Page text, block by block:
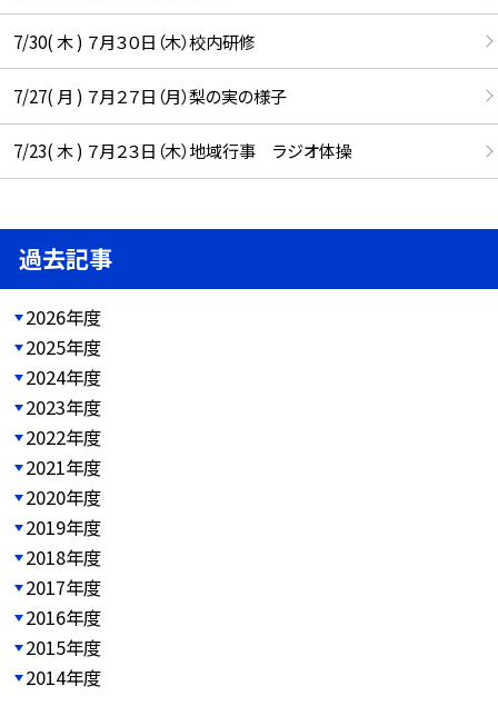
7/30( 木 ) ７月３０日（木）校内研修
7/27( 月 ) ７月２７日（月）梨の実の様子
7/23( 木 ) ７月２３日（木）地域行事 ラジオ体操
過去記事
2026年度
2025年度
2024年度
2023年度
2022年度
2021年度
2020年度
2019年度
2018年度
2017年度
2016年度
2015年度
2014年度